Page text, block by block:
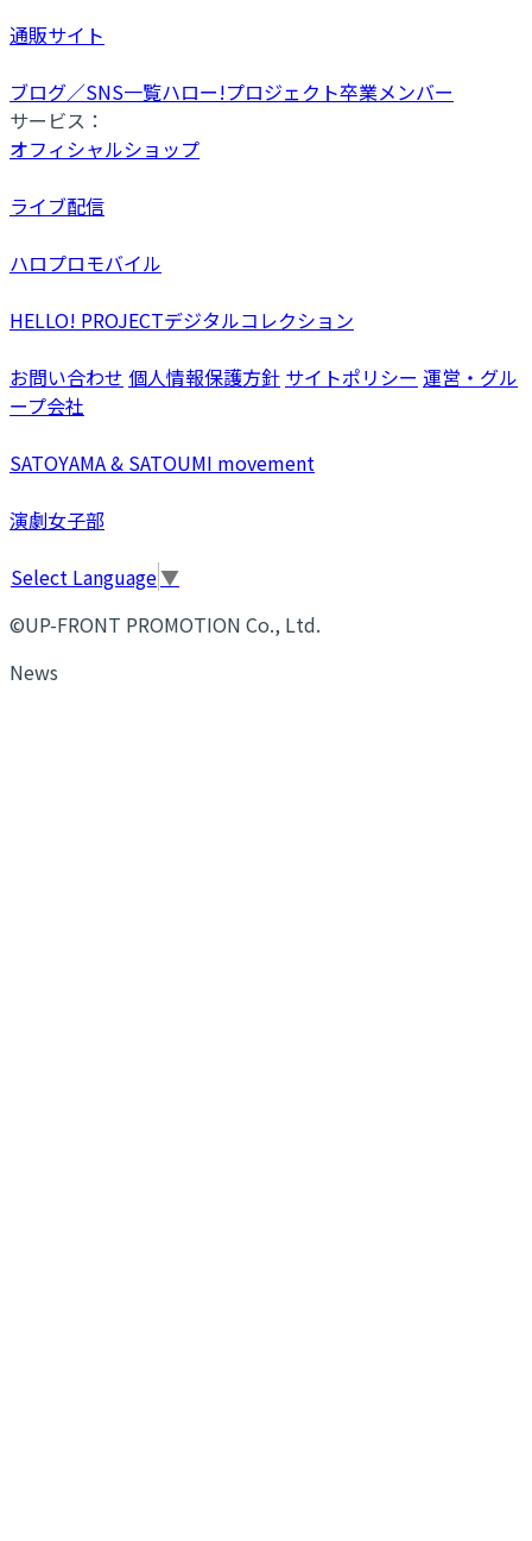
通販サイト
ブログ／SNS一覧ハロー!プロジェクト卒業メンバー
サービス：
オフィシャルショップ
ライブ配信
ハロプロモバイル
HELLO! PROJECTデジタルコレクション
お問い合わせ 個人情報保護方針 サイトポリシー 運営・グル
ープ会社
SATOYAMA & SATOUMI movement
演劇女子部
Select Language▼
©UP-FRONT PROMOTION Co., Ltd.
News